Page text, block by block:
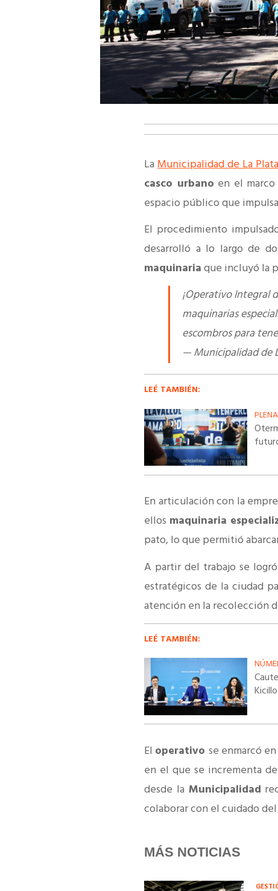
LaMunicipalidad de La Plata
casco urbano en el
espacio público que
El procedimiento
desarrolló a lo largo de
maquinariaque incluyó la
¡Operativo Integral
maquinarias
escombros para
— Municipalidad de
LEÉ TAMBIÉN:
En articulación con la
ellos maquinaria
pato, lo que permitió
A partir del trabajo se
estratégicos de la ciudad
atención en la recolección
LEÉ TAMBIÉN:
El operativo se enmarcó
en el que se incrementa
desde la Municipalidad
colaborar con el cuidado
MÁS NOTICIAS